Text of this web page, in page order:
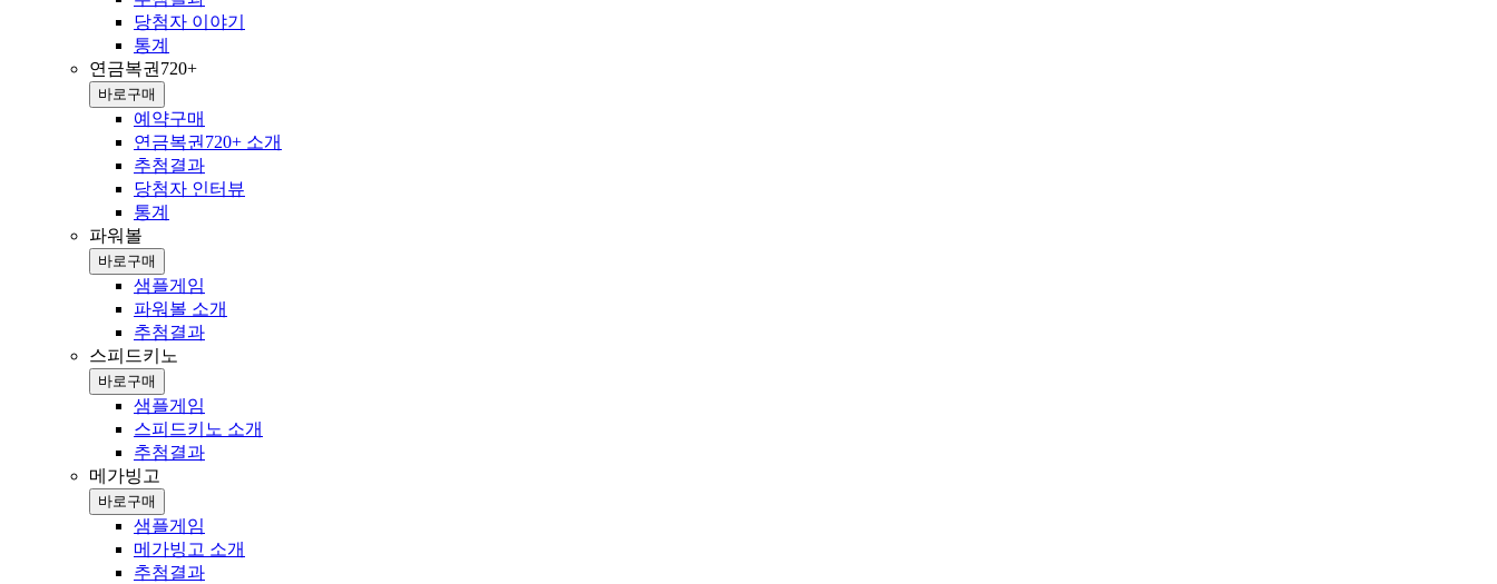
당첨자 이야기
통계
연금복권720+
바로구매
예약구매
연금복권720+ 소개
추첨결과
당첨자 인터뷰
통계
파워볼
바로구매
샘플게임
파워볼 소개
추첨결과
스피드키노
바로구매
샘플게임
스피드키노 소개
추첨결과
메가빙고
바로구매
샘플게임
메가빙고 소개
추첨결과